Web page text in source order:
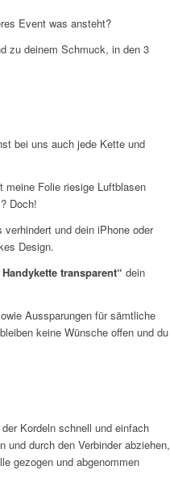
Event was ansteht?
zu deinem Schmuck, in den 3
bei uns auch jede Kette und
meine Folie riesige Luftblasen
Doch!
und dein iPhone oder
Design.
transparent“dein
Aussparungen für sämtliche
keine Wünsche offen und du
Kordeln schnell und einfach
durch den Verbinder abziehen,
gezogen und abgenommen